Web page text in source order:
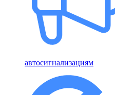
автосигнализациям